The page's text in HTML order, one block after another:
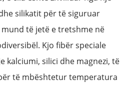
silikatit për të siguruar
të jetë e tretshme në
Kjo fibër speciale
kalciumi, silici dhe magnezi, të
të mbështetur temperatura